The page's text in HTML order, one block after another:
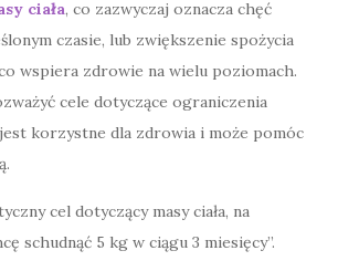
ciała, co zazwyczaj oznacza chęć
czasie, lub zwiększenie spożycia
wspiera zdrowie na wielu poziomach.
cele dotyczące ograniczenia
korzystne dla zdrowia i może pomóc
cel dotyczący masy ciała, na
schudnąć 5 kg w ciągu 3 miesięcy”.